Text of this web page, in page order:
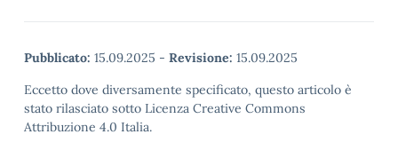
Pubblicato: 15.09.2025 - Revisione: 15.09.2025
Eccetto dove diversamente specificato, questo articolo è
stato rilasciato sotto Licenza Creative Commons
Attribuzione 4.0 Italia.